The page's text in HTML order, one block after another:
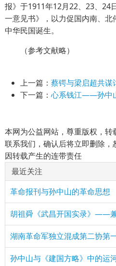
报》于1911年12月22、23、24
一意见书》，以力促国内南、北
中华民国诞生。
（参考文献略）
上一篇： 蔡锷与梁启超共谋
下一篇： 心系钱江——孙中
本网为公益网站，尊重版权，
联系我们，确认后将立即删除
因转载产生的连带责任
最近关注
革命报刊与孙中山的革命思想
胡祖舜《武昌开国实录》——
湖南革命军独立混成第二协第
孙中山与《建国方略》中的运